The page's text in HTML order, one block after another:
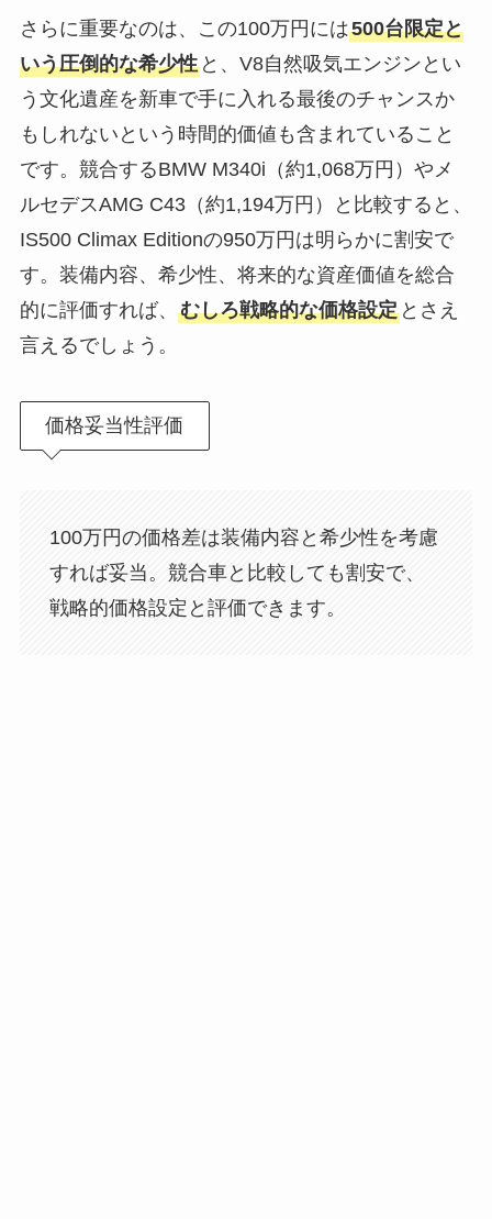
さらに重要なのは、この100万円には500台限定と
いう圧倒的な希少性と、V8自然吸気エンジンとい
う文化遺産を新車で手に入れる最後のチャンスか
もしれないという時間的価値も含まれていること
です。競合するBMW M340i（約1,068万円）やメ
ルセデスAMG C43（約1,194万円）と比較すると、
IS500 Climax Editionの950万円は明らかに割安で
す。装備内容、希少性、将来的な資産価値を総合
的に評価すれば、 むしろ戦略的な価格設定とさえ
言えるでしょう。
価格妥当性評価
100万円の価格差は装備内容と希少性を考慮
すれば妥当。競合車と比較しても割安で、
戦略的価格設定と評価できます。